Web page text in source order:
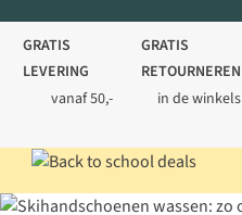
GRATIS
LEVERING
vanaf 50,-
GRATIS
RETOURNEREN
in de winkels